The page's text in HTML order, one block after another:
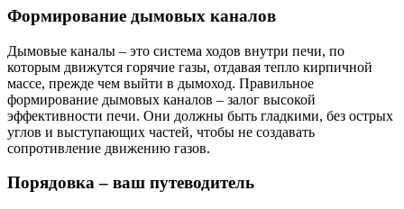
Формирование дымовых каналов
Дымовые каналы – это система ходов внутри печи, по
которым движутся горячие газы, отдавая тепло кирпичной
массе, прежде чем выйти в дымоход. Правильное
формирование дымовых каналов – залог высокой
эффективности печи. Они должны быть гладкими, без острых
углов и выступающих частей, чтобы не создавать
сопротивление движению газов.
Порядовка – ваш путеводитель